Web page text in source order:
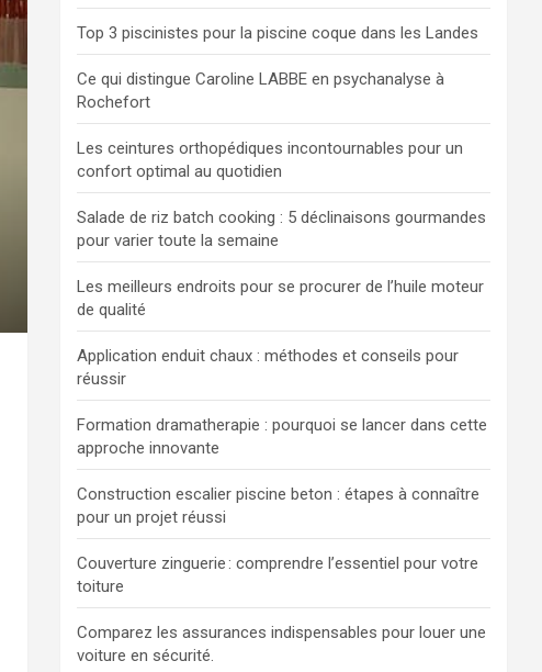
r
Top 3 piscinistes pour la piscine coque dans les Landes
Ce qui distingue Caroline LABBE en psychanalyse à
Rochefort
Les ceintures orthopédiques incontournables pour un
confort optimal au quotidien
Salade de riz batch cooking : 5 déclinaisons gourmandes
pour varier toute la semaine
Les meilleurs endroits pour se procurer de l’huile moteur
de qualité
Application enduit chaux : méthodes et conseils pour
réussir
Formation dramatherapie : pourquoi se lancer dans cette
approche innovante
Construction escalier piscine beton : étapes à connaître
pour un projet réussi
Couverture zinguerie : comprendre l’essentiel pour votre
toiture
Comparez les assurances indispensables pour louer une
voiture en sécurité.